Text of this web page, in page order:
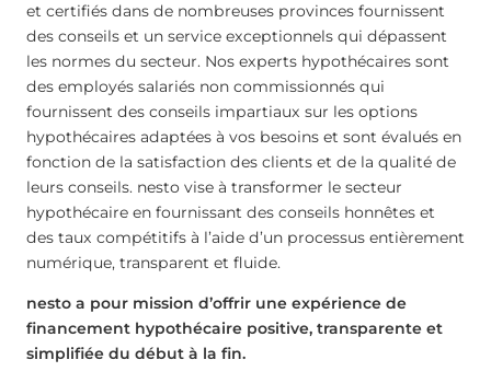
et certifiés dans de nombreuses provinces fournissent
des conseils et un service exceptionnels qui dépassent
les normes du secteur. Nos experts hypothécaires sont
des employés salariés non commissionnés qui
fournissent des conseils impartiaux sur les options
hypothécaires adaptées à vos besoins et sont évalués en
fonction de la satisfaction des clients et de la qualité de
leurs conseils. nesto vise à transformer le secteur
hypothécaire en fournissant des conseils honnêtes et
des taux compétitifs à l’aide d’un processus entièrement
numérique, transparent et fluide.
nesto a pour mission d’offrir une expérience de
financement hypothécaire positive, transparente et
simplifiée du début à la fin.